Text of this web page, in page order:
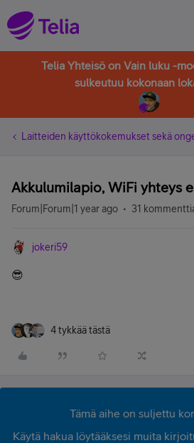
Telia Yhteisö on Vain luku -
sulkeutuu kokonaan
Laitteiden käyttökokemukset sekä
Akkulumilapio, WiFi yhteys
Forum|Forum|1 year ago 31
jokeri59
😎
4 tykkää tästä
Tämä aihe on suljettu
Käytä hakua löytääksesi muita